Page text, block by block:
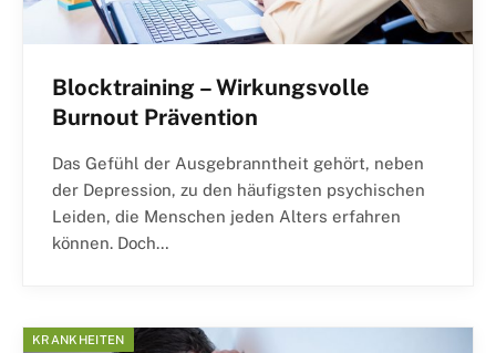
Blocktraining – Wirkungsvolle
Burnout Prävention
Das Gefühl der Ausgebranntheit gehört, neben
der Depression, zu den häufigsten psychischen
Leiden, die Menschen jeden Alters erfahren
können. Doch…
KRANKHEITEN